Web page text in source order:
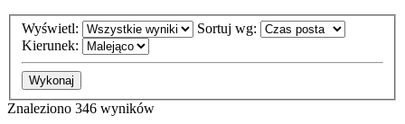
Wyświetl:
Sortuj wg:
Kierunek:
Znaleziono 346 wyników